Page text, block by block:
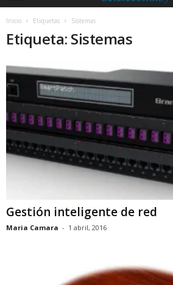
Inicio Etiquetas Sistemas
Etiqueta: Sistemas
Gestión inteligente de red
Maria Camara - 1 abril, 2016